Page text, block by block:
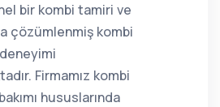
bir kombi tamiri ve
çözümlenmiş kombi
Firmamız kombi
hususlarında